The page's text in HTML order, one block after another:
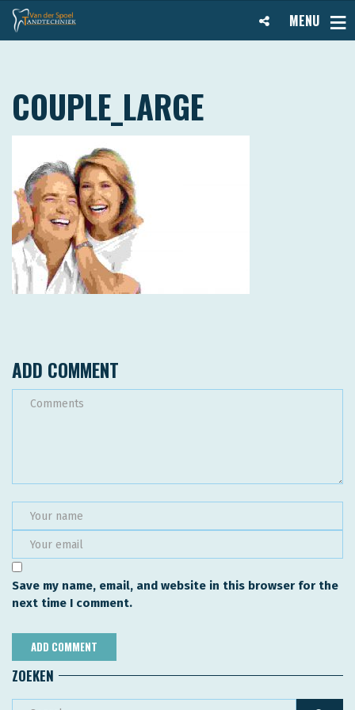
MENU
COUPLE_LARGE
ADD COMMENT
Save my name, email, and website in this browser for the
next time I comment.
ZOEKEN